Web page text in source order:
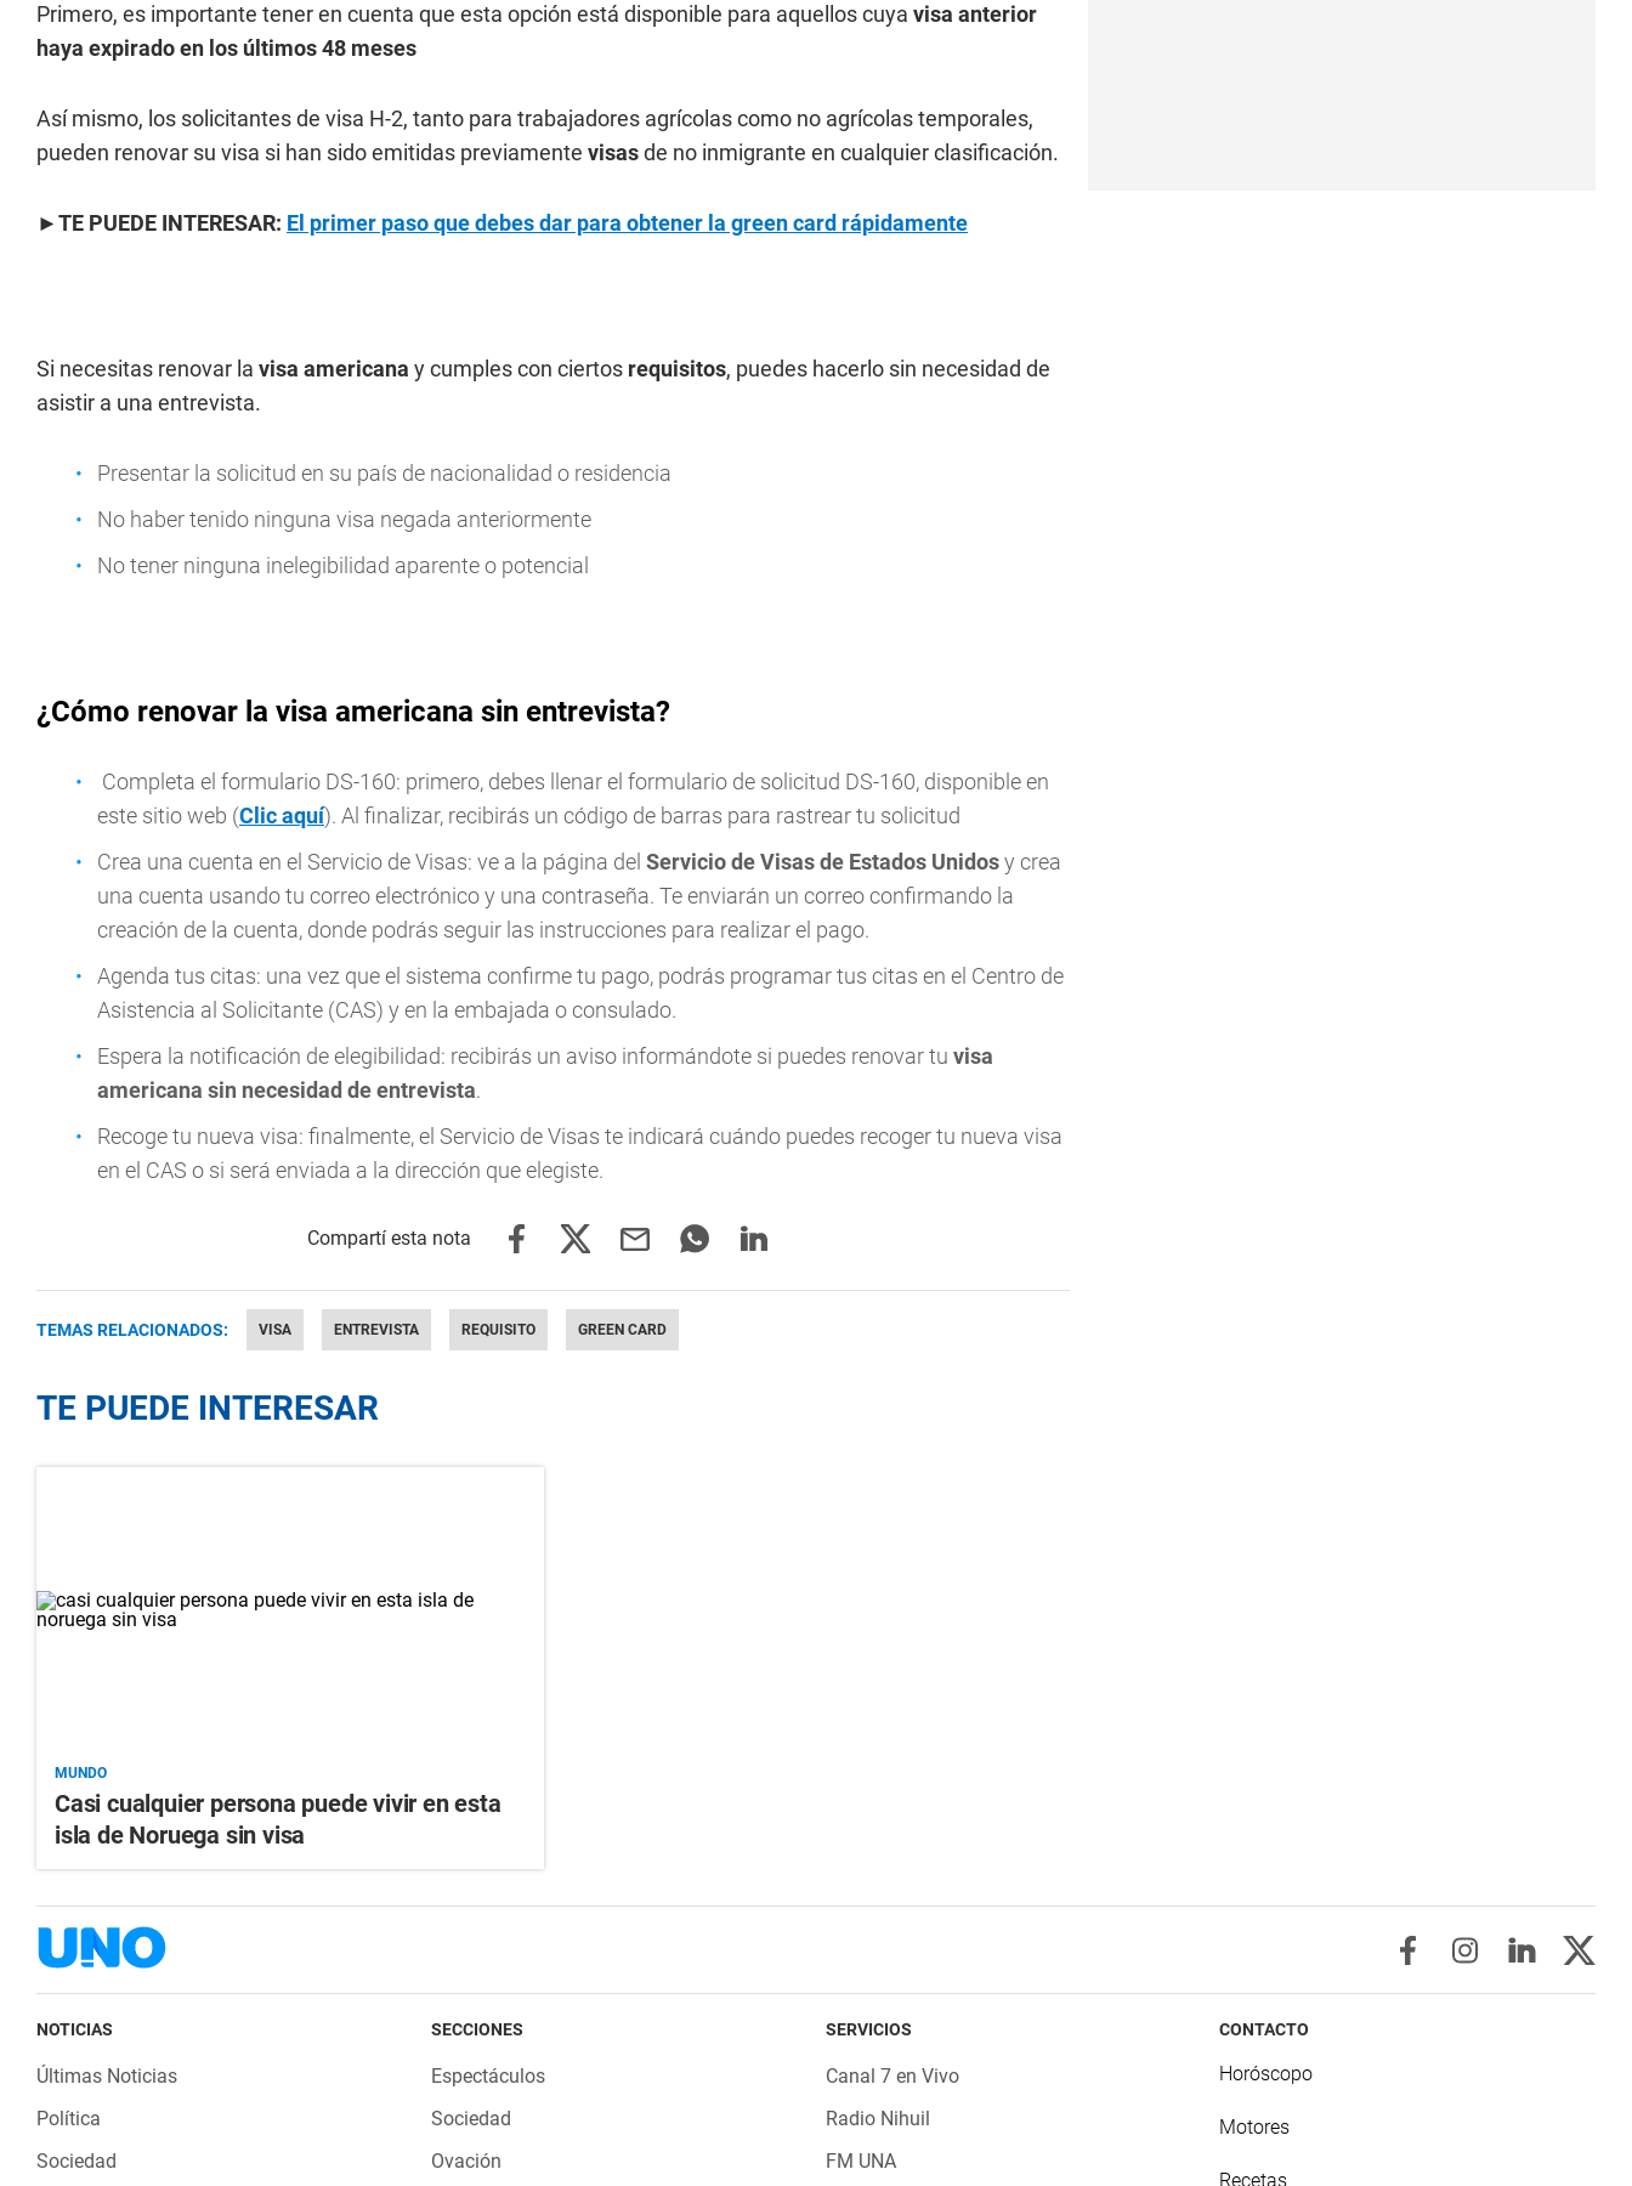
Primero, es importante tener en cuenta que esta opción está disponible para aquellos cuya visa anterior
haya expirado en los últimos 48 meses
Así mismo, los solicitantes de visa H-2, tanto para trabajadores agrícolas como no agrícolas temporales,
pueden renovar su visa si han sido emitidas previamente visasde no inmigrante en cualquier clasificación.
►TE PUEDE INTERESAR: El primer paso que debes dar para obtener la green card rápidamente
Si necesitas renovar la visa americana y cumples con ciertos requisitos, puedes hacerlo sin necesidad de
asistir a una entrevista.
Presentar la solicitud en su país de nacionalidad o residencia
No haber tenido ninguna visa negada anteriormente
No tener ninguna inelegibilidad aparente o potencial
¿Cómo renovar la visa americana sin entrevista?
Completa el formulario DS-160: primero, debes llenar el formulario de solicitud DS-160, disponible en
este sitio web (Clic aquí). Al finalizar, recibirás un código de barras para rastrear tu solicitud
Crea una cuenta en el Servicio de Visas: ve a la página del Servicio de Visas de Estados Unidosy crea
una cuenta usando tu correo electrónico y una contraseña. Te enviarán un correo confirmando la
creación de la cuenta, donde podrás seguir las instrucciones para realizar el pago.
Agenda tus citas: una vez que el sistema confirme tu pago, podrás programar tus citas en el Centro de
Asistencia al Solicitante (CAS) y en la embajada o consulado.
Espera la notificación de elegibilidad: recibirás un aviso informándote si puedes renovar tu visa
americana sin necesidad de entrevista.
Recoge tu nueva visa: finalmente, el Servicio de Visas te indicará cuándo puedes recoger tu nueva visa
en el CAS o si será enviada a la dirección que elegiste.
TEMAS RELACIONADOS: VISA ENTREVISTA REQUISITO GREEN CARD
TE PUEDE INTERESAR
MUNDO
Casi cualquier persona puede vivir en esta
isla de Noruega sin visa
NOTICIAS
Últimas Noticias
Política
Sociedad
SECCIONES
Espectáculos
Sociedad
Ovación
SERVICIOS
Canal 7 en Vivo
Radio Nihuil
FM UNA
CONTACTO
Horóscopo
Motores
Recetas